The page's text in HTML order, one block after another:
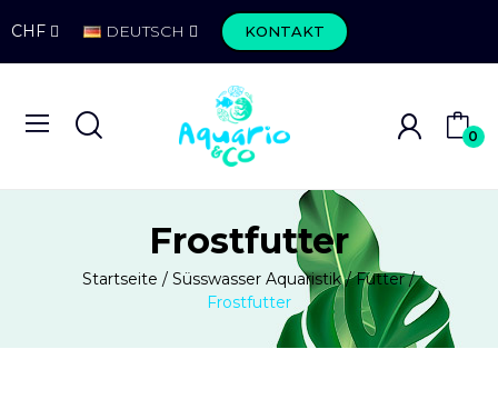
CHF DEUTSCH KONTAKT
0
Frostfutter
Startseite Süsswasser Aquaristik
Futter
Frostfutter